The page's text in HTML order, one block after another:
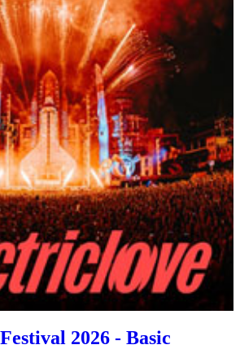
2026 - Basic